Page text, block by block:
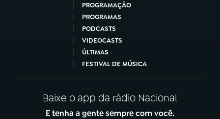
PROGRAMAÇÃO
PROGRAMAS
PODCASTS
VIDEOCASTS
ÚLTIMAS
FESTIVAL DE MÚSICA
Baixe o app da rádio Nacional
E tenha a gente sempre com você.